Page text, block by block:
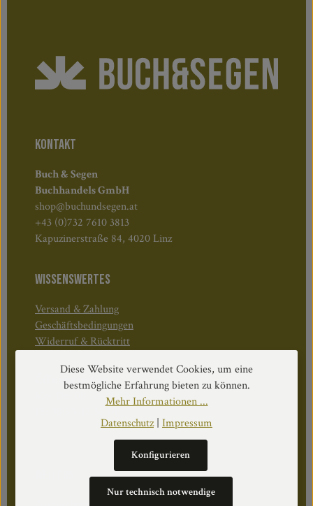
KONTAKT
Buch & Segen
Buchhandels GmbH
shop@buchundsegen.at
+43 (0)732 7610 3813
Kapuzinerstraße 84, 4020 Linz
WISSENSWERTES
Versand & Zahlung
Geschäftsbedingungen
Widerruf & Rücktritt
Öffnungszeiten:
Mo–Do: 08:30–17:00 Uhr
Diese Website verwendet Cookies, um eine
bestmögliche Erfahrung bieten zu können.
Mehr Informationen ...
Datenschutz| Impressum
Nur technisch notwendige
Konfigurieren